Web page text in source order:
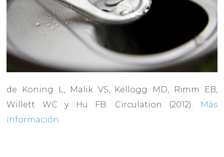
de Koning L, Malik VS, Kellogg MD, Rimm EB,
Willett WC y Hu FB. Circulation (2012).
Más
información.